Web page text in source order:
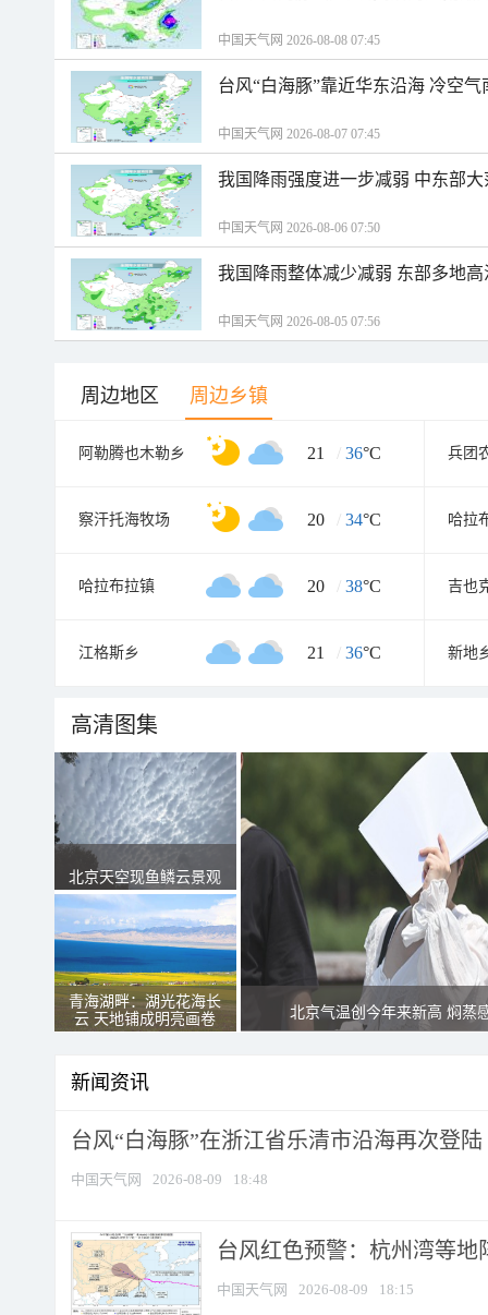
中国天气网 2026-08-08 07:45
台风“白海豚”靠近华东沿海 冷空
中国天气网 2026-08-07 07:45
我国降雨强度进一步减弱 中东部
中国天气网 2026-08-06 07:50
我国降雨整体减少减弱 东部多地
中国天气网 2026-08-05 07:56
周边地区 周边乡镇
阿勒腾也木勒乡 21 / 36°C
察汗托海牧场 20 / 34°C 哈拉
哈拉布拉镇 20 / 38°C 吉也
江格斯乡 21 / 36°C 新地
高清图集
北京天空现鱼鳞云景观
青海湖畔：湖光花海长
云 天地铺成明亮画卷
北京气温创今年来新高 焖蒸
新闻资讯
台风“白海豚”在浙江省乐清市沿海再次登陆
中国天气网 2026-08-09 18:48
台风红色预警：杭州湾等地
中国天气网 2026-08-09 18:15